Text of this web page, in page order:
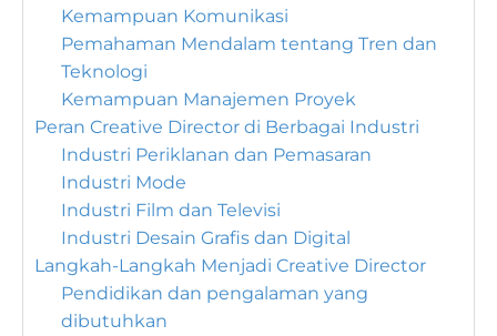
Kemampuan Komunikasi
Pemahaman Mendalam tentang Tren dan
Teknologi
Kemampuan Manajemen Proyek
Peran Creative Director di Berbagai Industri
Industri Periklanan dan Pemasaran
Industri Mode
Industri Film dan Televisi
Industri Desain Grafis dan Digital
Langkah-Langkah Menjadi Creative Director
Pendidikan dan pengalaman yang
dibutuhkan